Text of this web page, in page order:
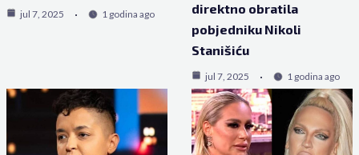
jul 7, 2025 1 godina ago
direktno obratila
pobjedniku Nikoli
Stanišiću
jul 7, 2025 1 godina ago